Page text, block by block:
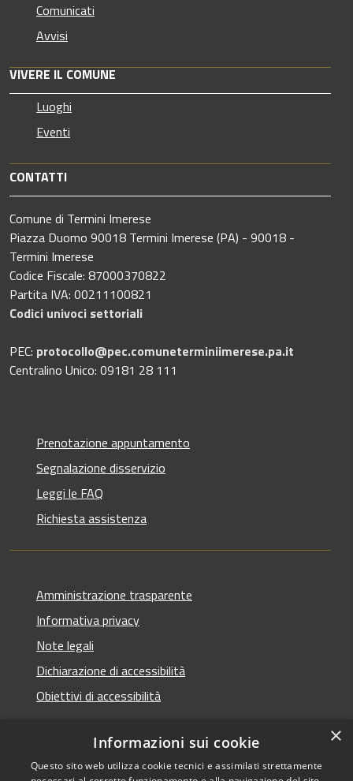
Comunicati
Avvisi
VIVERE IL COMUNE
Luoghi
Eventi
CONTATTI
Comune di Termini Imerese
Piazza Duomo 90018 Termini Imerese (PA) - 90018 -
Termini Imerese
Codice Fiscale: 87000370822
Partita IVA: 00211100821
Codici univoci settoriali
PEC: protocollo@pec.comuneterminiimerese.pa.it
Centralino Unico: 09181 28 111
Prenotazione appuntamento
Segnalazione disservizio
Leggi le FAQ
Richiesta assistenza
Amministrazione trasparente
Informativa privacy
Note legali
Dichiarazione di accessibilità
Obiettivi di accessibilità
RSS Copyright © 2026 • Comune di
×
Informazioni sui cookie
Questo sito web utilizza cookie tecnici e assimilati strettamente